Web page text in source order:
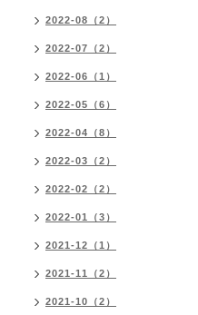
2022-08（2）
2022-07（2）
2022-06（1）
2022-05（6）
2022-04（8）
2022-03（2）
2022-02（2）
2022-01（3）
2021-12（1）
2021-11（2）
2021-10（2）